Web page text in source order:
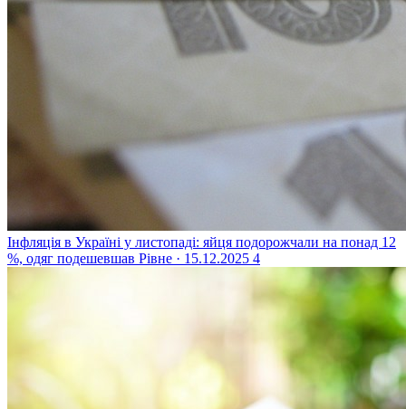
Інфляція в Україні у листопаді: яйця подорожчали на понад 12
%, одяг подешевшав Рівне · 15.12.2025 4